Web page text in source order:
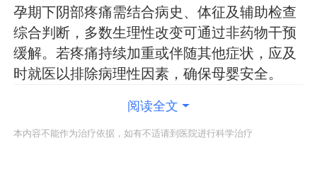
孕期下阴部疼痛需结合病史、体征及辅助检查
综合判断，多数生理性改变可通过非药物干预
缓解。若疼痛持续加重或伴随其他症状，应及
时就医以排除病理性因素，确保母婴安全。
阅读全文
本内容不能作为治疗依据，如有不适请到医院进行科学治疗